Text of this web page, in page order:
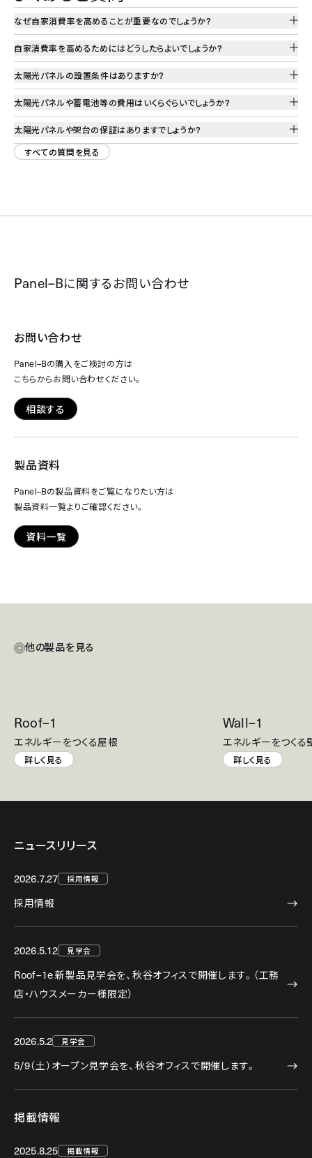
なぜ自家消費率を高めることが重要なのでしょうか?
自家消費率を高めるためにはどうしたらよいでしょうか?
太陽光パネルの設置条件はありますか?
太陽光パネルや蓄電池等の費用はいくらぐらいでしょうか?
太陽光パネルや架台の保証はありますでしょうか?
すべての質問を見る
Panel–Bに関するお問い合わせ
お問い合わせ
Panel–Bの購入をご検討の方は
こちらからお問い合わせください。
相談する
製品資料
Panel–Bの製品資料をご覧になりたい方は
製品資料一覧よりご確認ください。
資料一覧
他の製品を見る
Roof–1
エネルギーをつくる屋根
詳しく見る
Wall–1
エネルギーをつくる
詳しく見る
ニュースリリース
2026.7.27 採用情報
採用情報
2026.5.12 見学会
Roof–1e新製品見学会を、秋谷オフィスで開催します。（工務
店・ハウスメーカー様限定）
2026.5.2 見学会
5/9（土）オープン見学会を、秋谷オフィスで開催します。
掲載情報
2025.8.25 掲載情報